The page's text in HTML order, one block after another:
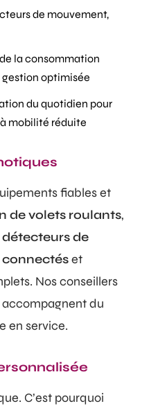
de mouvement,
la consommation
optimisée
du quotidien pour
mobilité réduite
fiables et
de volets roulants,
détecteurs de
et
Nos conseillers
du
en service.
C’est pourquoi